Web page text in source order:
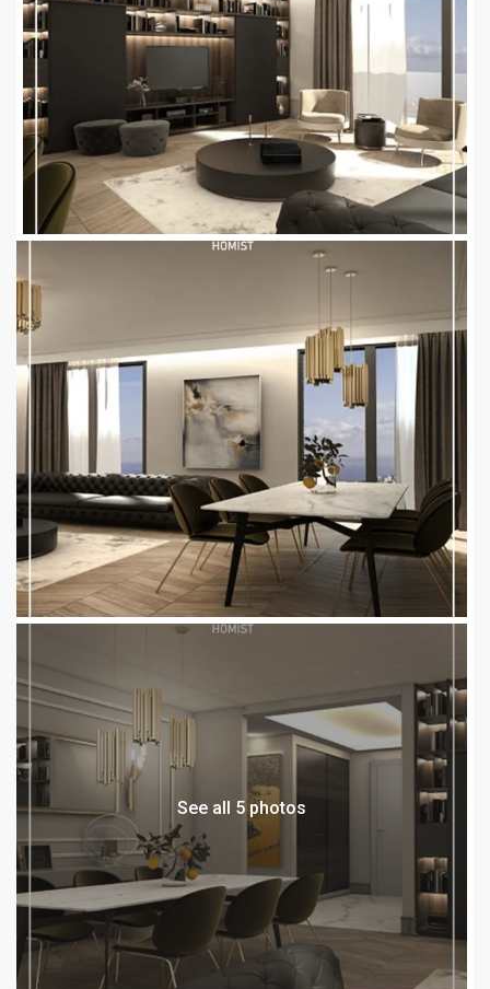
See all 5 photos